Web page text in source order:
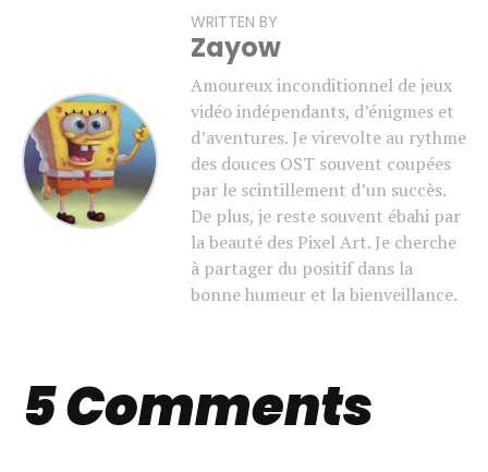
WRITTEN BY
Zayow
Amoureux inconditionnel de jeux
vidéo indépendants, d’énigmes et
d’aventures. Je virevolte au rythme
des douces OST souvent coupées
par le scintillement d’un succès.
De plus, je reste souvent ébahi par
la beauté des Pixel Art. Je cherche
à partager du positif dans la
bonne humeur et la bienveillance.
5 Comments